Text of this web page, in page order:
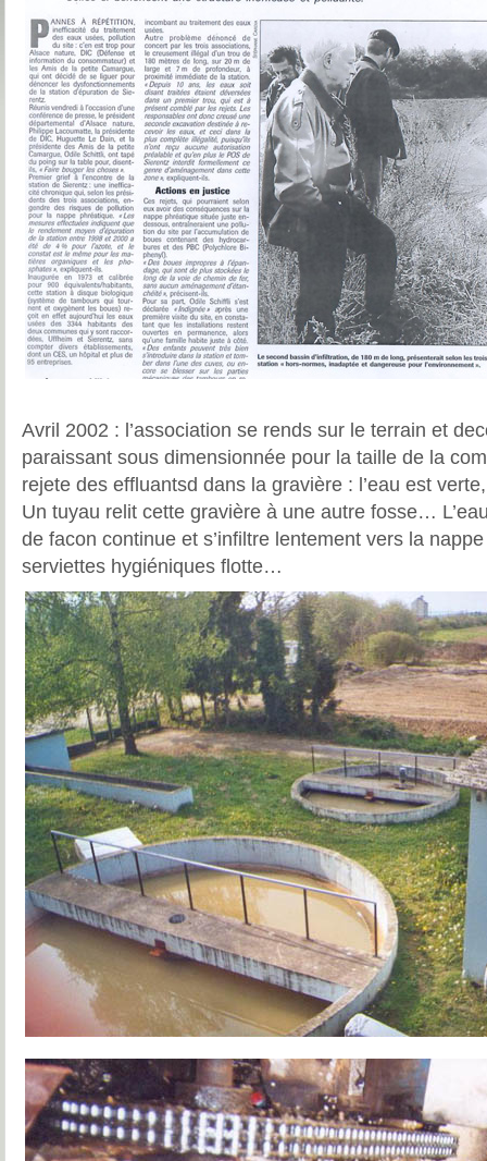
Avril 2002 : l’association se rends sur le terrain et
paraissant sous dimensionnée pour la taille de la
rejete des effluantsd dans la gravière : l’eau est
Un tuyau relit cette gravière à une autre fosse…
de facon continue et s’infiltre lentement vers la
serviettes hygiéniques flotte…